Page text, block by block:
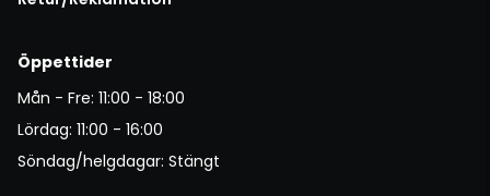
Öppettider
Mån - Fre: 11:00 - 18:00
Lördag: 11:00 - 16:00
Söndag/helgdagar: Stängt